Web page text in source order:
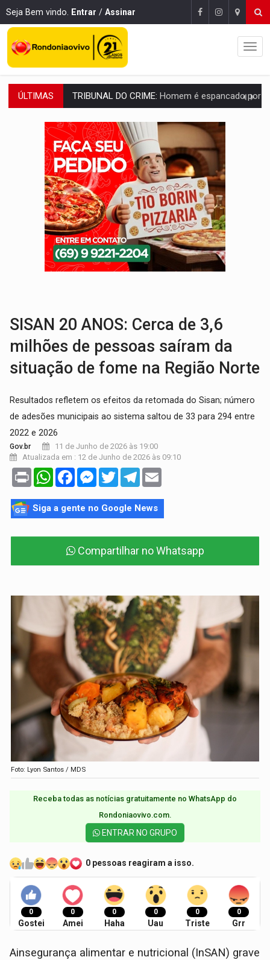
Seja Bem vindo. Entrar / Assinar
ÚLTIMAS VÍDEO:Perseguição é registrada no shopping após colombiana furtar
LUDOPATIA:Apostas online começam a afetar produtividade e rotina
REFLORESTAMENTO:Plantar árvores não será mais suficiente para
OVNIS NA LUA:Cientistas alertam para possível base secreta no satélite
ACABOU COM PEUGEOT:Incêndio destrói carro que era rebocado para oficina
VÍDEO:Ladrão é filmado furtando moto na frente do bar
BOLSAS DE PESQUISA:Iniciativa Amazônia+10 lança chamada para fortalecer
MATERIAL:Brasil tem grandes reservas de urânio, mas produz pouco e
SISAN 20 ANOS: Cerca de 3,6
milhões de pessoas saíram da
situação de fome na Região Norte
Resultados refletem os efeitos da retomada do Sisan; número
de adesões municipais ao sistema saltou de 33 para 294 entre
2022 e 2026
Gov.br
11 de Junho de 2026 às 19:00
Atualizada em : 12 de Junho de 2026 às 09:10
Print WhatsAppFacebookMessenger
TwitterTelegram
Siga a gente no Google News
Compartilhar no Whatsapp
Foto: Lyon Santos / MDS
Receba todas as notícias gratuitamente no WhatsApp do
Rondoniaovivo.com.​
ENTRAR NO GRUPO
0 pessoas reagiram a isso.
0
Gostei
0
Amei
0
Haha
0
Uau
0
Triste
0
Grr
Ainsegurança alimentar e nutricional (InSAN) grave